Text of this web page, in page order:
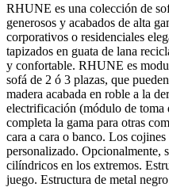
RHUNE es una colección de
generosos y acabados de alta
corporativos o residenciales
tapizados en guata de lana
y confortable. RHUNE es
sofá de 2 ó 3 plazas, que
madera acabada en roble a la
electrificación (módulo de
completa la gama para otras
cara a cara o banco. Los
personalizado. Opcionalmente,
cilíndricos en los extremos.
juego. Estructura de metal